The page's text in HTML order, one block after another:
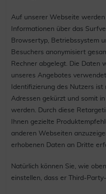
Auf unserer Webseite
Informationen über das
Browsertyp, Betriebssystem
Besuchers anonymisiert
Rechner abgelegt. Die Daten
unseres Angebotes
Identifizierung des Nutzers
Adressen gekürzt und somit
werden. Durch diese
Ihnen gezielte
anderen Webseiten
erhobenen Daten an Dritte
Natürlich können Sie, wie
einstellen, dass er Third-